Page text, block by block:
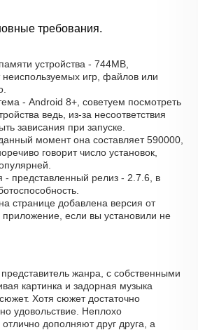
требования.
устройства - 744MB,
неиспользуемых игр, файлов или
- Android 8+, советуем посмотреть
ведь, из-за несоответствия
зависания при запуске.
момент она составляет 590000,
говорит число установок,
представленный релиз - 2.7.6, в
странице добавлена версия от
если вы установили не
жанра, с собственными
картинка и задорная музыка
Хотя сюжет достаточно
удовольствие. Неплохо
дополняют друг друга, а